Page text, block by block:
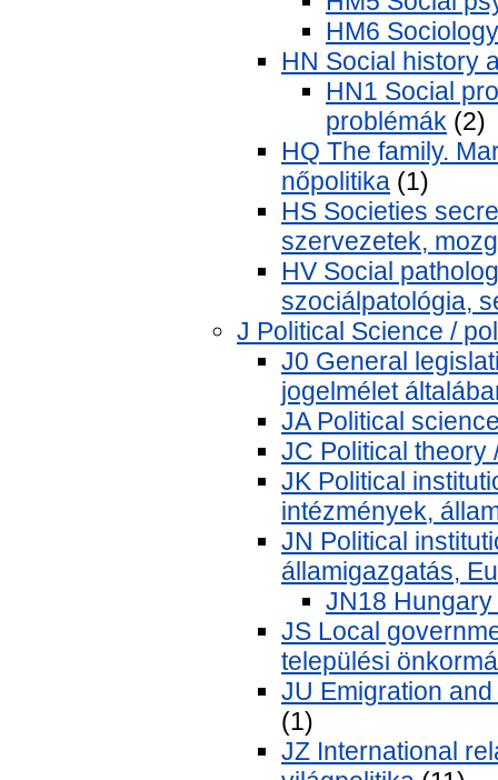
HM6
HN Social history
HN1 Social
problémák (2)
HQ The family.
nőpolitika (1)
HS Societies
szervezetek,
HV Social
szociálpatológia,
J Political Science /
J0 General
jogelmélet
JA Political
JC Political theory
JK Political
intézmények,
JN Political
államigazgatás,
JN18
JS Local
települési
JU Emigration
(1)
JZ International